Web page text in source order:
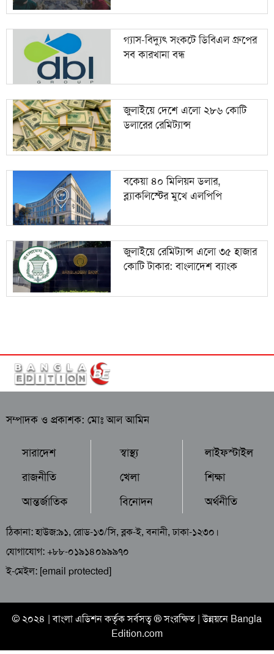
গ্যাস-বিদ্যুৎ সংকটে ডিবিএল গ্রুপের
সব কারখানা বন্ধ
জুলাইয়ে দেশে এলো ২৮৬ কোটি
ডলারের রেমিট্যান্স
বকেয়া ৪০ মিলিয়ন ডলার,
ব্ল্যাকলিস্টের মুখে এলপিপি
জুলাইয়ে রেমিট্যান্স এলো ৩৫ হাজার
কোটি টাকার: বাংলাদেশ ব্যাংক
সম্পাদক ও প্রকাশক: মোঃ আল আমিন
সারাদেশ
রাজনীতি
আন্তর্জাতিক
স্বাস্থ্য
খেলা
বিনোদন
লাইফস্টাইল
শিক্ষা
অর্থনীতি
ঠিকানা: হাউজ:৯১, রোড-১৩/সি, ব্লক-ই, বনানী, ঢাকা-১২৩০।
যোগাযোগ: +৮৮-০১৯১৪০৯৯৯৭০
ই-মেইল: [email protected]
© ২০২৪ |বাংলা এডিশনকর্তৃক সর্বসত্ব ® সংরক্ষিত | উন্নয়নে Bangla
Edition.com